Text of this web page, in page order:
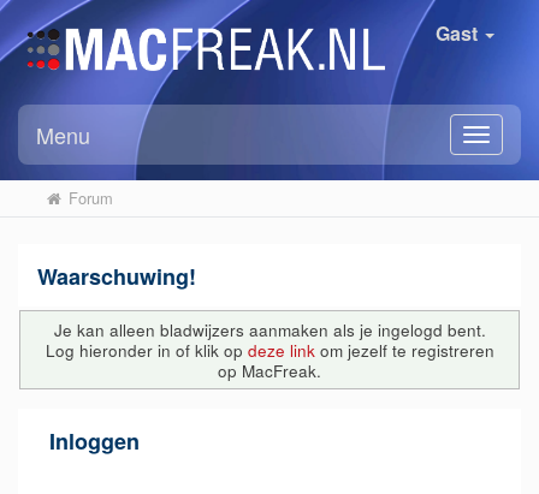
Gast
Menu
Forum
Waarschuwing!
Je kan alleen bladwijzers aanmaken als je ingelogd bent.
Log hieronder in of klik op deze link om jezelf te registreren
op MacFreak.
Inloggen